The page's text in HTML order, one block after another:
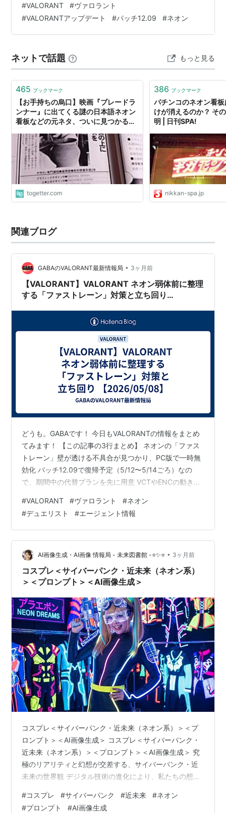
イミングを絞り、ショットガンは移動撃ちを減らして姿
勢で当てることです パッチ12.09で一番最初に変えるの
は？ネオン運用とショットガンの撃ち方 2026-05-12配
「ネオンの加速運用」と「ショットガンの当て…
#VALORANT #ヴァロラント
#VALORANTアップデート #パッチ12.09 #ネオン
ネットで話題 もっと見る
465 ブックマーク
【お手持ちの烏口】映画『ブレードラ
ンナー』に出てくる謎の日本語ネオン
看板などの元ネタ、ついに見つかる
togetter.com
386 ブックマーク
パチンコのネオン看
けが消えるのか？ そ
明 | 日刊SPA!
nikkan-spa.jp
関連ブログ
GABAのVALORANT最新情報局 • 3ヶ月前
【VALORANT】VALORANT ネオン弱体前に整理
する「ファストレーン」対策と立ち回り
どうも。GABAです！ 今日もVALORANTの情報をまとめ
てみます！ 【この記事の3行まとめ】 ネオンの「ファス
トレーン」壁が透ける不具合が見つかり、PC版で一時無
効化 パッチ12.09で復帰予定（5/12〜5/14ごろ）なの
で、期間中の代替プランを先に用意 VCTやENCの動きも
止は“公平さ”のため。壁が透けるって何が起きる？ Riotは
PC版VALORANTで、ネオンの「ファストレーン」に関す
るグラフィック不具合を確認しました。具体的には、エ
ネルギーウォールが意図せず透明になり、壁越しに相手
が見える状態が起きる可能性があるとされています…
#VALORANT #ヴァロラント #ネオン
#デュエリスト #エージェント情報
AI画像生成・AI画像 情報局 - 未来図書館 -⭐✨⭐ • 3ヶ月前
コスプレ＜サイバーパンク・近未来（ネオン系）
＞＜プロンプト＞＜AI画像生成＞
コスプレ＜サイバーパンク・近未来（ネオン系）＞＜プ
ロンプト＞＜AI画像生成＞ コスプレ＜サイバーパンク・
近未来（ネオン系）＞＜プロンプト＞＜AI画像生成＞ 究
極のリアリティと幻想が交差する、サイバーパンク・近
未来の世界観 デジタル技術の進化により、私たちの想像
でも特に、AI画像生成のポテンシャルを存分に体感でき
#コスプレ #サイバーパンク #近未来 #ネオン
#プロンプト #AI画像生成